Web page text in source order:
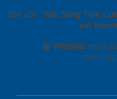
tôn chỉ “Tâm Sáng Tầm
với
Website: